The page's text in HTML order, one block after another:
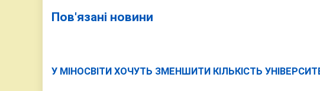
Пов'язані новини
У МІНОСВІТИ ХОЧУТЬ ЗМЕНШИТИ КІЛЬКІСТЬ